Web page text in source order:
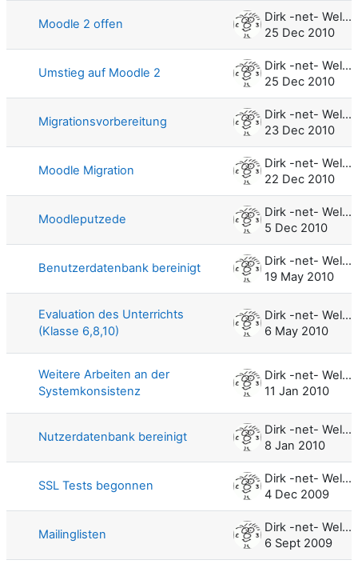
Moodle 2 offen
Dirk -net- Weller
25 Dec 2010
Umstieg auf Moodle 2
Dirk -net- Weller
25 Dec 2010
Migrationsvorbereitung
Dirk -net- Weller
23 Dec 2010
Moodle Migration
Dirk -net- Weller
22 Dec 2010
Moodleputzede
Dirk -net- Weller
5 Dec 2010
Benutzerdatenbank bereinigt
Dirk -net- Weller
19 May 2010
Evaluation des Unterrichts
(Klasse 6,8,10)
Dirk -net- Weller
6 May 2010
Weitere Arbeiten an der
Systemkonsistenz
Dirk -net- Weller
11 Jan 2010
Nutzerdatenbank bereinigt
Dirk -net- Weller
8 Jan 2010
SSL Tests begonnen
Dirk -net- Weller
4 Dec 2009
Mailinglisten
Dirk -net- Weller
6 Sept 2009